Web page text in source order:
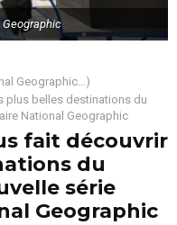
Geographic...)
plus belles destinations du
National Geographic
fait découvrir
du
série
Geographic